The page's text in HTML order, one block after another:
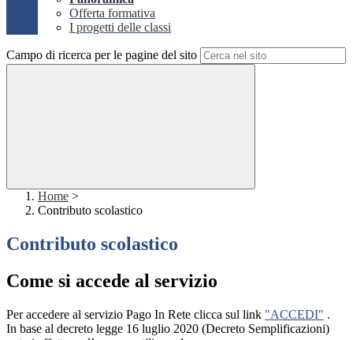
Offerta formativa
I progetti delle classi
Campo di ricerca per le pagine del sito
Home >
Contributo scolastico
Contributo scolastico
Come si accede al servizio
Per accedere al servizio Pago In Rete clicca sul link "ACCEDI" .
In base al decreto legge 16 luglio 2020 (Decreto Semplificazioni)